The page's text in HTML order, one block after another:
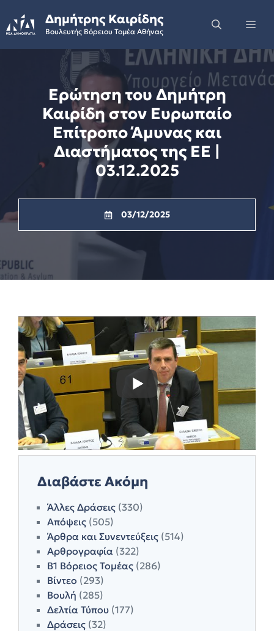
to
content
Δημήτρης Καιρίδης
Βουλευτής Βόρειου Τομέα Αθήνας
Ερώτηση του Δημήτρη
Καιρίδη στον Ευρωπαίο
Επίτροπο Άμυνας και
Διαστήματος της ΕΕ |
03.12.2025
03/12/2025
Διαβάστε Ακόμη
Άλλες Δράσεις (330)
Απόψεις (505)
Άρθρα και Συνεντεύξεις (514)
Αρθρογραφία (322)
Β1 Βόρειος Τομέας (286)
Βίντεο (293)
Βουλή (285)
Δελτία Τύπου (177)
Δράσεις (32)